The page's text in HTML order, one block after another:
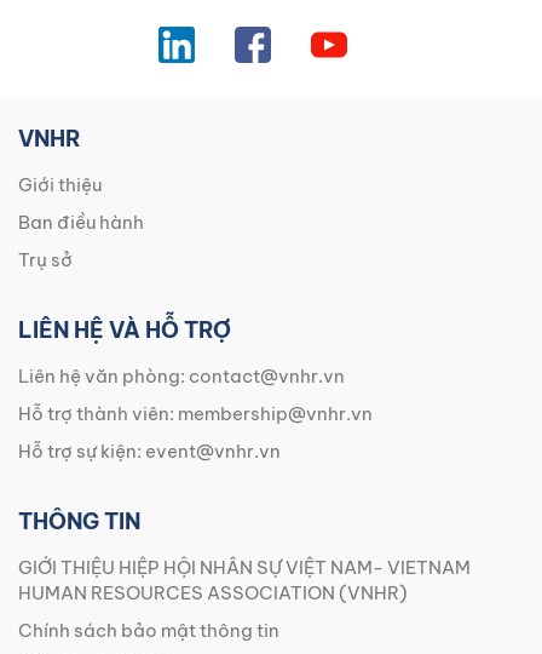
VNHR
Giới thiệu
Ban điều hành
Trụ sở
LIÊN HỆ VÀ HỖ TRỢ
Liên hệ văn phòng: contact@vnhr.vn
Hỗ trợ thành viên: membership@vnhr.vn
Hỗ trợ sự kiện: event@vnhr.vn
THÔNG TIN
GIỚI THIỆU HIỆP HỘI NHÂN SỰ VIỆT NAM- VIETNAM
HUMAN RESOURCES ASSOCIATION (VNHR)
Chính sách bảo mật thông tin